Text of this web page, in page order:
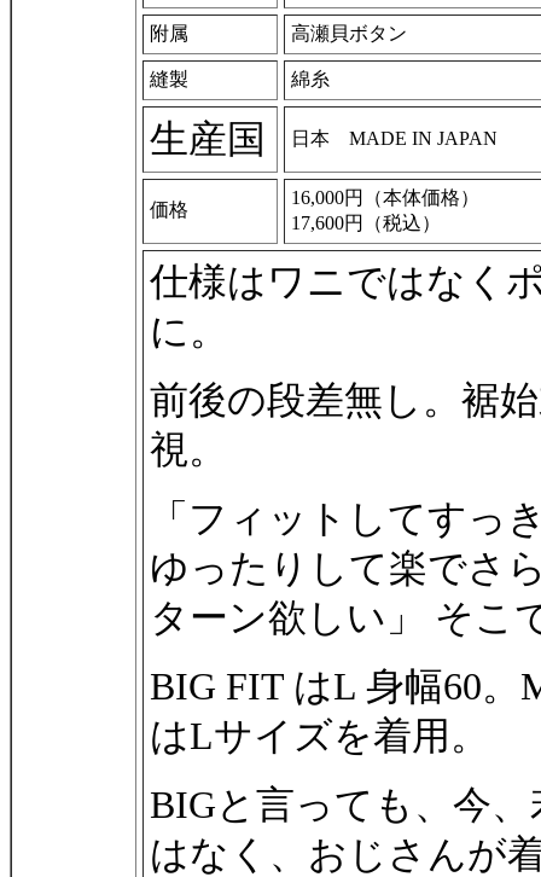
附属 高瀬貝ボタン
縫製 綿糸
生産国 日本 MADE IN JAPAN
価格
16,000円（本体価格）
17,600円（税込）
仕様はワニではなく
に。
前後の段差無し。裾
視。
「フィットしてすっ
ゆったりして楽でさ
ターン欲しい」 そこ
BIG FIT はL 身幅60
はLサイズを着用。
BIGと言っても、今
はなく、おじさんが